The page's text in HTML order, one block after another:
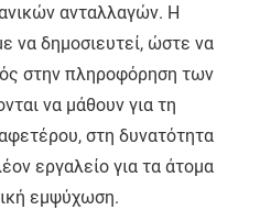
ανταλλαγών. Η
να δημοσιευτεί, ώστε να
στην πληροφόρηση των
να μάθουν για τη
στη δυνατότητα
εργαλείο για τα άτομα
εμψύχωση.